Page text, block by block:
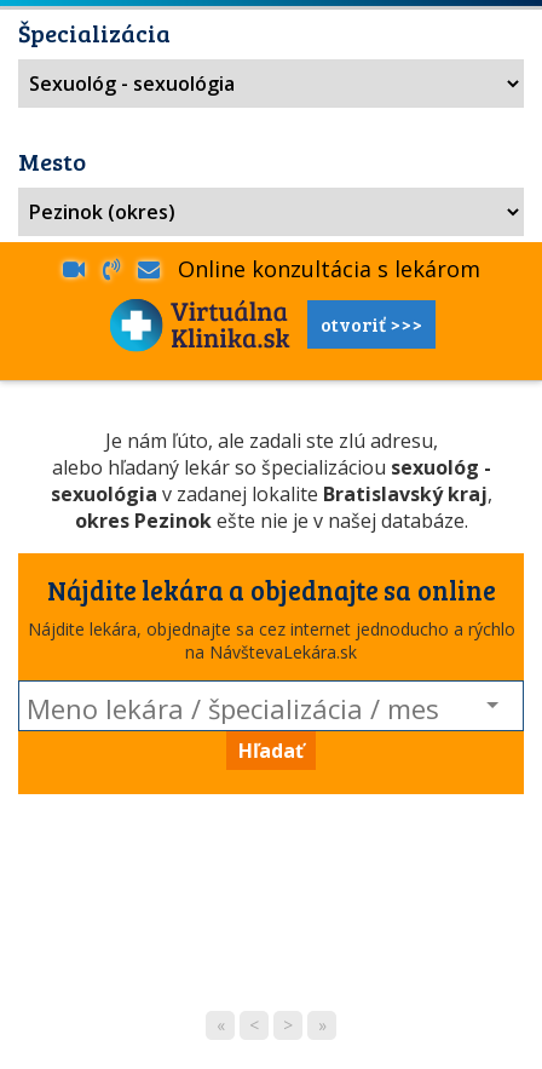
Špecializácia
Mesto
Online konzultácia s lekárom
otvoriť >>>
Je nám ľúto, ale zadali ste zlú adresu,
alebo hľadaný lekár so špecializáciou sexuológ -
sexuológia v zadanej lokalite Bratislavský kraj,
okres Pezinokešte nie je v našej databáze.
Nájdite lekára a objednajte sa online
Nájdite lekára, objednajte sa cez internet jednoducho a rýchlo
na NávštevaLekára.sk
Hľadať
« < > »